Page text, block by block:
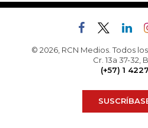
© 2026, RCN Medios. Todos
Cr. 13a 37-32,
(+57) 1